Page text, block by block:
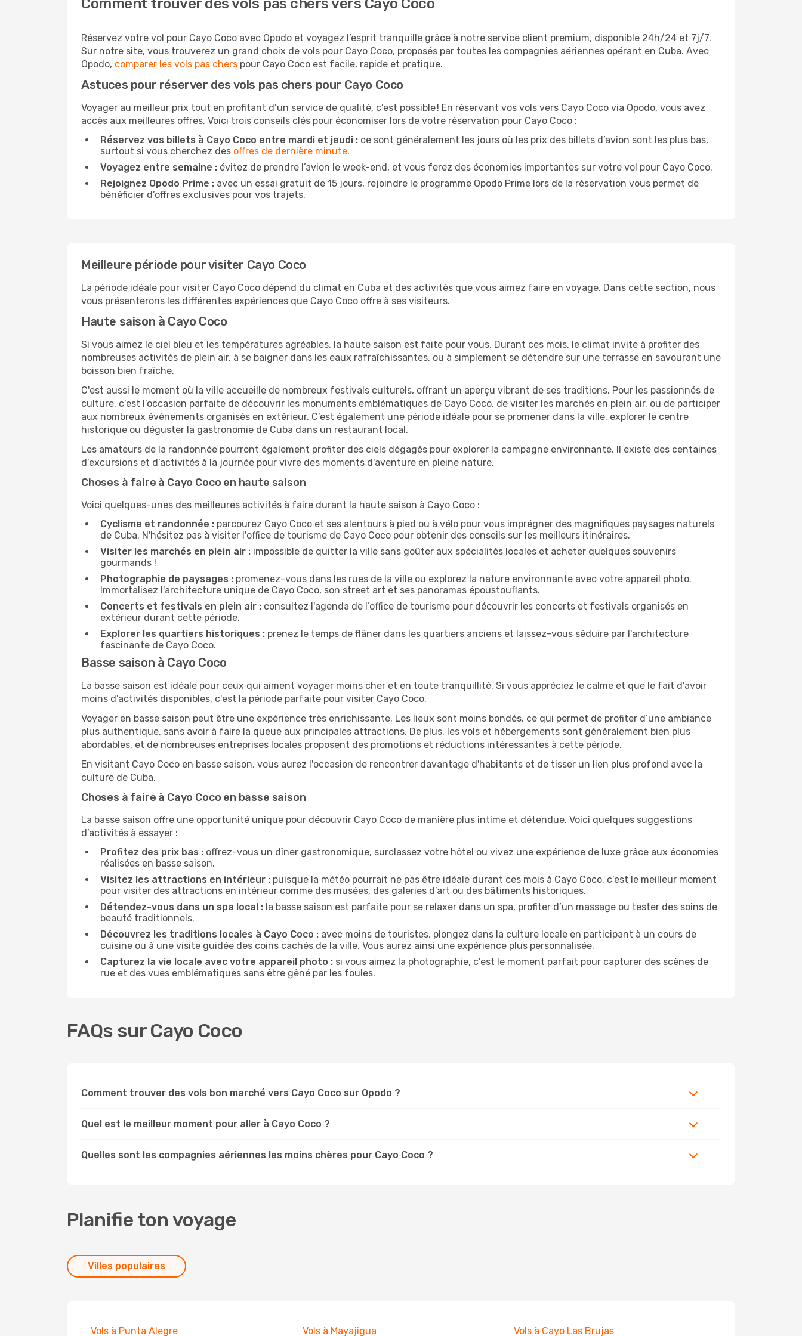
Comment trouver des vols pas chers vers Cayo Coco
Réservez votre vol pour Cayo Coco avec Opodo et voyagez l’esprit tranquille grâce à notre service client premium, disponible 24h/24 et 7j/7.
Sur notre site, vous trouverez un grand choix de vols pour Cayo Coco, proposés par toutes les compagnies aériennes opérant en Cuba. Avec
Opodo, comparer les vols pas chers pour Cayo Coco est facile, rapide et pratique.
Astuces pour réserver des vols pas chers pour Cayo Coco
Voyager au meilleur prix tout en profitant d’un service de qualité, c’est possible ! En réservant vos vols vers Cayo Coco via Opodo, vous avez
accès aux meilleures offres. Voici trois conseils clés pour économiser lors de votre réservation pour Cayo Coco :
Réservez vos billets à Cayo Coco entre mardi et jeudi : ce sont généralement les jours où les prix des billets d’avion sont les plus bas,
surtout si vous cherchez des offres de dernière minute.
Voyagez entre semaine : évitez de prendre l’avion le week-end, et vous ferez des économies importantes sur votre vol pour Cayo Coco.
Rejoignez Opodo Prime : avec un essai gratuit de 15 jours, rejoindre le programme Opodo Prime lors de la réservation vous permet de
bénéficier d’offres exclusives pour vos trajets.
Meilleure période pour visiter Cayo Coco
La période idéale pour visiter Cayo Coco dépend du climat en Cuba et des activités que vous aimez faire en voyage. Dans cette section, nous
vous présenterons les différentes expériences que Cayo Coco offre à ses visiteurs.
Haute saison à Cayo Coco
Si vous aimez le ciel bleu et les températures agréables, la haute saison est faite pour vous. Durant ces mois, le climat invite à profiter des
nombreuses activités de plein air, à se baigner dans les eaux rafraîchissantes, ou à simplement se détendre sur une terrasse en savourant une
boisson bien fraîche.
C'est aussi le moment où la ville accueille de nombreux festivals culturels, offrant un aperçu vibrant de ses traditions. Pour les passionnés de
culture, c’est l’occasion parfaite de découvrir les monuments emblématiques de Cayo Coco, de visiter les marchés en plein air, ou de participer
aux nombreux événements organisés en extérieur. C’est également une période idéale pour se promener dans la ville, explorer le centre
historique ou déguster la gastronomie de Cuba dans un restaurant local.
Les amateurs de la randonnée pourront également profiter des ciels dégagés pour explorer la campagne environnante. Il existe des centaines
d’excursions et d’activités à la journée pour vivre des moments d'aventure en pleine nature.
Choses à faire à Cayo Coco en haute saison
Voici quelques-unes des meilleures activités à faire durant la haute saison à Cayo Coco :
Cyclisme et randonnée : parcourez Cayo Coco et ses alentours à pied ou à vélo pour vous imprégner des magnifiques paysages naturels
de Cuba. N'hésitez pas à visiter l'office de tourisme de Cayo Coco pour obtenir des conseils sur les meilleurs itinéraires.
Visiter les marchés en plein air : impossible de quitter la ville sans goûter aux spécialités locales et acheter quelques souvenirs
gourmands !
Photographie de paysages : promenez-vous dans les rues de la ville ou explorez la nature environnante avec votre appareil photo.
Immortalisez l'architecture unique de Cayo Coco, son street art et ses panoramas époustouflants.
Concerts et festivals en plein air : consultez l'agenda de l’office de tourisme pour découvrir les concerts et festivals organisés en
extérieur durant cette période.
Explorer les quartiers historiques : prenez le temps de flâner dans les quartiers anciens et laissez-vous séduire par l'architecture
fascinante de Cayo Coco.
Basse saison à Cayo Coco
La basse saison est idéale pour ceux qui aiment voyager moins cher et en toute tranquillité. Si vous appréciez le calme et que le fait d’avoir
moins d’activités disponibles, c'est la période parfaite pour visiter Cayo Coco.
Voyager en basse saison peut être une expérience très enrichissante. Les lieux sont moins bondés, ce qui permet de profiter d’une ambiance
plus authentique, sans avoir à faire la queue aux principales attractions. De plus, les vols et hébergements sont généralement bien plus
abordables, et de nombreuses entreprises locales proposent des promotions et réductions intéressantes à cette période.
En visitant Cayo Coco en basse saison, vous aurez l'occasion de rencontrer davantage d'habitants et de tisser un lien plus profond avec la
culture de Cuba.
Choses à faire à Cayo Coco en basse saison
La basse saison offre une opportunité unique pour découvrir Cayo Coco de manière plus intime et détendue. Voici quelques suggestions
d’activités à essayer :
Profitez des prix bas : offrez-vous un dîner gastronomique, surclassez votre hôtel ou vivez une expérience de luxe grâce aux économies
réalisées en basse saison.
Visitez les attractions en intérieur : puisque la météo pourrait ne pas être idéale durant ces mois à Cayo Coco, c’est le meilleur moment
pour visiter des attractions en intérieur comme des musées, des galeries d’art ou des bâtiments historiques.
Détendez-vous dans un spa local : la basse saison est parfaite pour se relaxer dans un spa, profiter d’un massage ou tester des soins de
beauté traditionnels.
Découvrez les traditions locales à Cayo Coco : avec moins de touristes, plongez dans la culture locale en participant à un cours de
cuisine ou à une visite guidée des coins cachés de la ville. Vous aurez ainsi une expérience plus personnalisée.
Capturez la vie locale avec votre appareil photo : si vous aimez la photographie, c’est le moment parfait pour capturer des scènes de
rue et des vues emblématiques sans être gêné par les foules.
FAQs sur Cayo Coco
Comment trouver des vols bon marché vers Cayo Coco sur Opodo ?
Quel est le meilleur moment pour aller à Cayo Coco ?
Quelles sont les compagnies aériennes les moins chères pour Cayo Coco ?
Planifie ton voyage
Villes populaires
Vols à Punta Alegre Vols à Mayajigua Vols à Cayo Las Brujas